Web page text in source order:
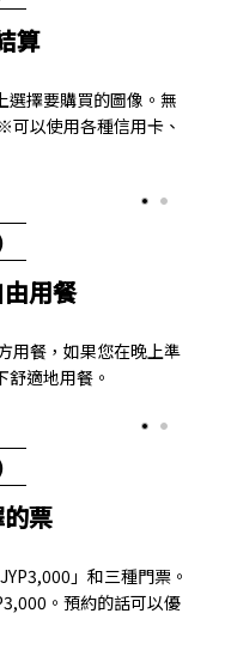
算
選擇要購買的圖像。無
以使用各種信用卡、
用餐
用餐，如果您在晚上準
適地用餐。
票
」和三種門票。
。預約的話可以優